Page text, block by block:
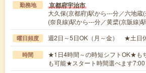
勤務地 京都府宇治市
大久保(京都府)駅から---分／六地
(奈良線)駅から---分／黄檗(京阪線)
曜日頻度 週2日～5日OK（月～金） ★土日
時間
★1日4時間～の時短シフトOK★も
も可能★スタート時間選べます